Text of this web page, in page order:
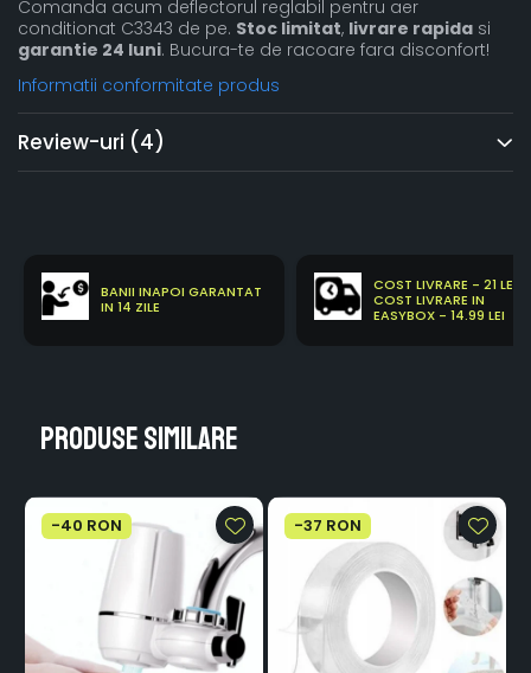
Comanda acum deflectorul reglabil pentru aer
conditionat C3343 de pe. Stoc limitat, livrare rapida si
garantie 24 luni. Bucura-te de racoare fara disconfort!
Informatii conformitate produs
Review-uri (4)
BANII INAPOI GARANTAT
IN 14 ZILE
COST LIVRARE - 21 LEI
COST LIVRARE IN
EASYBOX - 14.99 LEI
Produse similare
-40 RON -37 RON